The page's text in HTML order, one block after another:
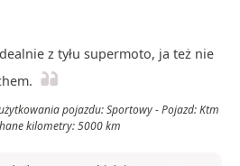
z tyłu supermoto, ja też nie
pojazdu: Sportowy - Pojazd: Ktm
kilometry: 5000 km